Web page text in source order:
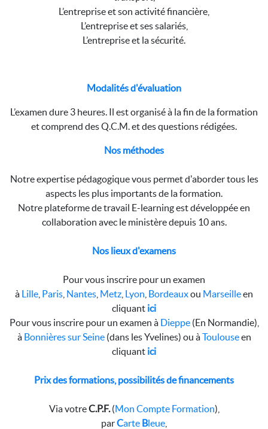
L’entreprise et son activité financière,
L’entreprise et ses salariés,
L’entreprise et la sécurité.
Modalités d'évaluation
L’examen dure 3 heures. Il est organisé à la fin de la formation
et comprend des Q.C.M. et des questions rédigées.
Nos méthodes
Notre expertise pédagogique vous permet d'aborder tous les
aspects les plus importants de la formation.
Notre plateforme de travail E-learning est développée en
collaboration avec le ministère depuis 10 ans.
Nos lieux d'examens
Pour vous inscrire pour un examen
à Lille Paris Nantes Metz Lyon Bordeauxou Marseilleen
cliquant ici
Pour vous inscrire pour un examen à Dieppe(En Normandie),
à Bonnières sur Seine(dans les Yvelines) ou àToulouseen
cliquant ici
Prix des formations, possibilités de financements
Via votreC.P.F.(Mon Compte Formation),
parCarte Bleue